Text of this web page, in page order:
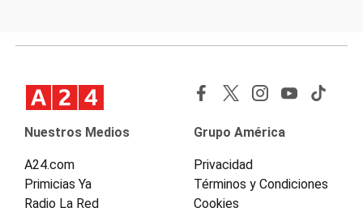
Nuestros Medios
A24.com
Primicias Ya
Radio La Red
Grupo América
Privacidad
Términos y Condiciones
Cookies